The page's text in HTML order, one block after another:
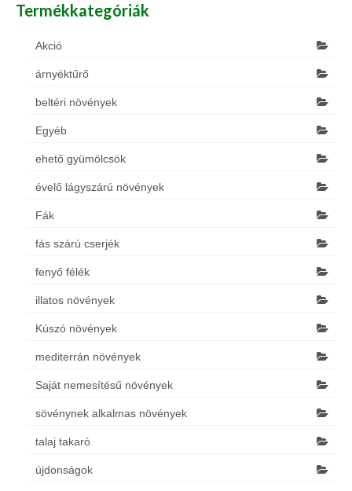
Termékkategóriák
Akció
árnyéktűrő
beltéri növények
Egyéb
ehető gyümölcsök
évelő lágyszárú növények
Fák
fás szárú cserjék
fenyő félék
illatos növények
Kúszó növények
mediterrán növények
Saját nemesítésű növények
sövénynek alkalmas növények
talaj takaró
újdonságok